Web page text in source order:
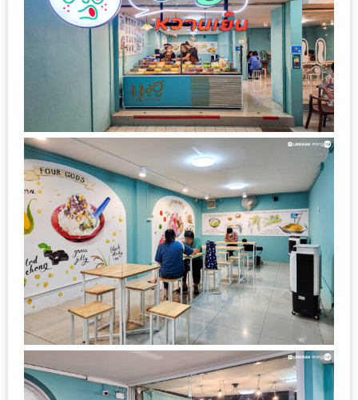
16
ร้าน
อร่อย
มา
ลอง
ถนน
คน
เดิน
วัน
อาทิตย์
ท่าแพ
เชียงใหม่
CART
CHECKOUT